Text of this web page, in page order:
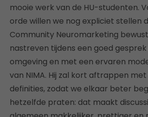
mooie werk van de HU-studenten.
orde willen we nog expliciet stellen
Community Neuromarketing
nastreven tijdens een goed gesprek
omgeving en met een ervaren
van NIMA. Hij zal kort aftrappen
definities, zodat we elkaar beter
hetzelfde praten: dat maakt